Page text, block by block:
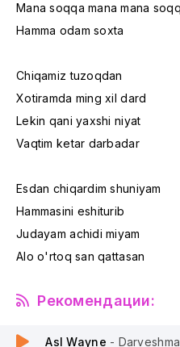
Mana soqqa mana mana
Hamma odam soxta
Chiqamiz tuzoqdan
Xotiramda ming xil dard
Lekin qani yaxshi niyat
Vaqtim ketar darbadar
Esdan chiqardim shuniyam
Hammasini eshiturib
Judayam achidi miyam
Alo o'rtoq san qattasan
Рекомендации:
Asl Wayne -